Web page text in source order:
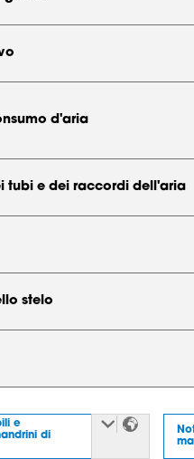
d'aria
tubi e dei raccordi dell'aria
stelo
e
di